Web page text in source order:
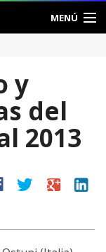
MENÚ
y
del
2013
twitter google linkedin